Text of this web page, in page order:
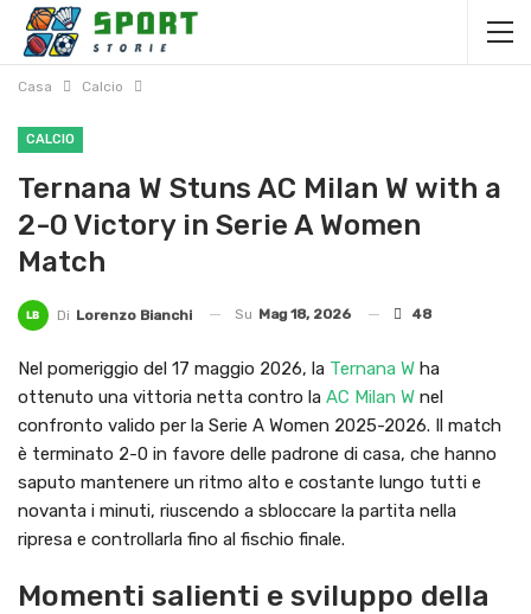
Casa Calcio
CALCIO
Ternana W Stuns AC Milan W with a
2-0 Victory in Serie A Women
Match
Di Lorenzo Bianchi Su Mag 18, 2026 48
Nel pomeriggio del 17 maggio 2026, la Ternana W ha
ottenuto una vittoria netta contro la AC Milan W nel
confronto valido per la Serie A Women 2025-2026. Il match
è terminato 2-0 in favore delle padrone di casa, che hanno
saputo mantenere un ritmo alto e costante lungo tutti e
novanta i minuti, riuscendo a sbloccare la partita nella
ripresa e controllarla fino al fischio finale.
Momenti salienti e sviluppo della